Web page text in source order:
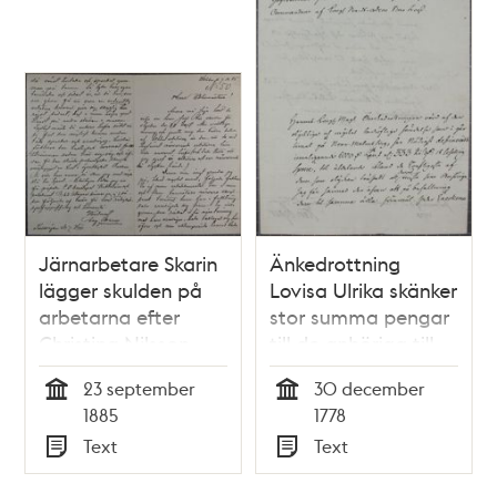
Järnarbetare Skarin
lägger skulden på
arbetarna efter
Christina Nilsson-
olyckan
23 september
1885
Typ
Text
Änkedrottning
Lovisa Ulrika skänker
stor summa pengar
till de anhöriga till
offren vid
Norrmalmstorgsolyckan
den 30 december
1778
30 december
1778
Typ
Text